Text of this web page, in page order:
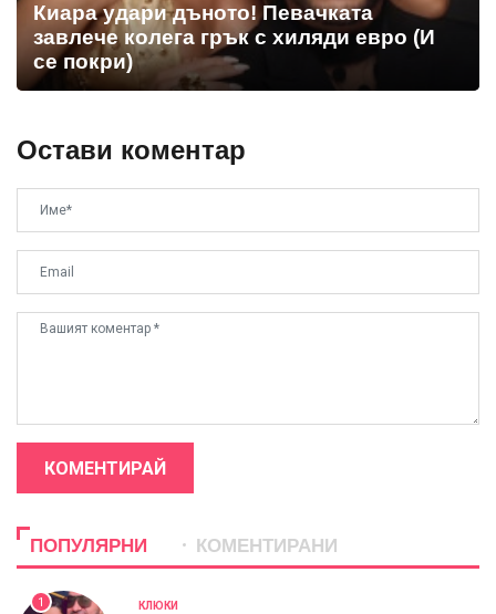
Киара удари дъното! Певачката
завлече колега грък с хиляди евро (И
се покри)
Остави коментар
КОМЕНТИРАЙ
ПОПУЛЯРНИ КОМЕНТИРАНИ
1 КЛЮКИ